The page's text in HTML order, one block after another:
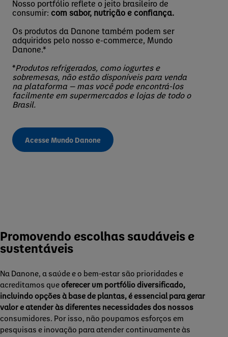
Nosso portfólio reflete o jeito brasileiro de
consumir: com sabor, nutrição e confiança.
Os produtos da Danone também podem ser
adquiridos pelo nosso e-commerce, Mundo
Danone.*
*Produtos refrigerados, como iogurtes e
sobremesas, não estão disponíveis para venda
na plataforma — mas você pode encontrá-los
facilmente em supermercados e lojas de todo o
Brasil.
Acesse Mundo Danone
Promovendo escolhas saudáveis e
sustentáveis
Na Danone, a saúde e o bem-estar são prioridades e
acreditamos queoferecer um portfólio diversificado,
incluindo opções à base de plantas, é essencial para gerar
valor e atender às diferentes necessidades dos nossos
consumidores. Por isso, não poupamos esforços em
pesquisas e inovação para atender continuamente às